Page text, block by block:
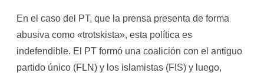
En el caso del PT, que la prensa presenta de forma
abusiva como «trotskista», esta política es
indefendible. El PT formó una coalición con el antiguo
partido único (FLN) y los islamistas (FIS) y luego,